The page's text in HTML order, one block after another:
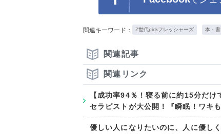
関連キーワード： Z世代pickフレッシャーズ 本・
関連記事
関連リンク
【成功率94％！寝る前に約15分だ
セラピストが大公開！『瞬眠！ワキ
優しい人になりたいのに、人に優し